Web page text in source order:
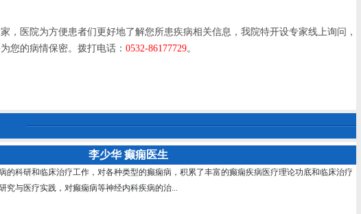
医院为方便患者们更好地了解您所患疾病相关信息，我院特开设专家线上询问，
您的病情保密。拨打电话： 0532-86177729。
李少华 癫痫医生
的科研和临床治疗工作，对各种类型的癫痫病，积累了丰富的癫痫疾病医疗理论功底和临床治疗
究与医疗实践，对癫痫病等神经内科疾病的治...